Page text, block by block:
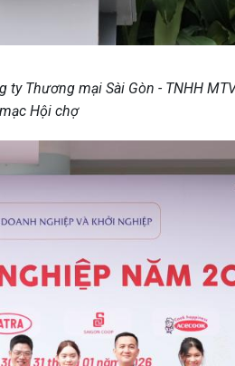
Thương mại Sài Gòn - TNHH
Hội chợ